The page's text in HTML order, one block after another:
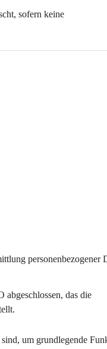
sofern keine
personenbezogener
abgeschlossen, das die
um grundlegende